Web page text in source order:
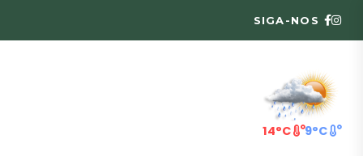
SIGA-NOS
14°C 9°C